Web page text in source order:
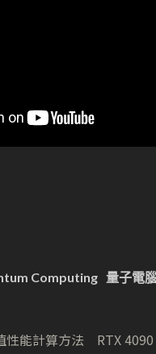
Computing 量子電
性能計算方法 RTX 4090